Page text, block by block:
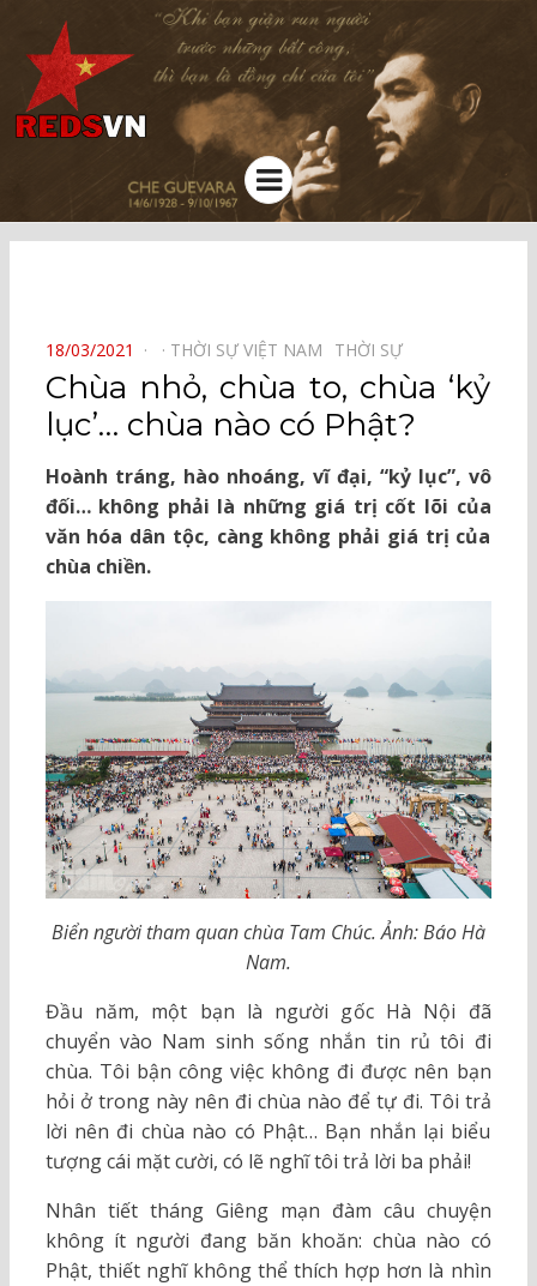
Kênh chia sẻ tri thức cộng đồng
Menu
POSTED
ON
18/03/2021 THỜI SỰ VIỆT NAM⠀ THỜI SỰ⠀
Chùa nhỏ, chùa to, chùa ‘kỷ
lục’… chùa nào có Phật?
Hoành tráng, hào nhoáng, vĩ đại, “kỷ lục”, vô
đối… không phải là những giá trị cốt lõi của
văn hóa dân tộc, càng không phải giá trị của
chùa chiền.
Biển người tham quan chùa Tam Chúc. Ảnh: Báo Hà
Nam.
Đầu năm, một bạn là người gốc Hà Nội đã
chuyển vào Nam sinh sống nhắn tin rủ tôi đi
chùa. Tôi bận công việc không đi được nên bạn
hỏi ở trong này nên đi chùa nào để tự đi. Tôi trả
lời nên đi chùa nào có Phật… Bạn nhắn lại biểu
tượng cái mặt cười, có lẽ nghĩ tôi trả lời ba phải!
Nhân tiết tháng Giêng mạn đàm câu chuyện
không ít người đang băn khoăn: chùa nào có
Phật, thiết nghĩ không thể thích hợp hơn là nhìn